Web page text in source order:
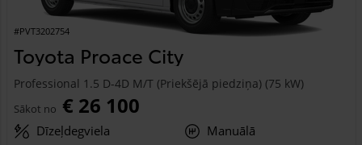
#PVT3202754
Toyota Proace City
Professional 1.5 D-4D M/T (Priekšējā piedziņa) (75 kW)
Sākot no € 26 100
Dīzeļdegviela
Manuālā